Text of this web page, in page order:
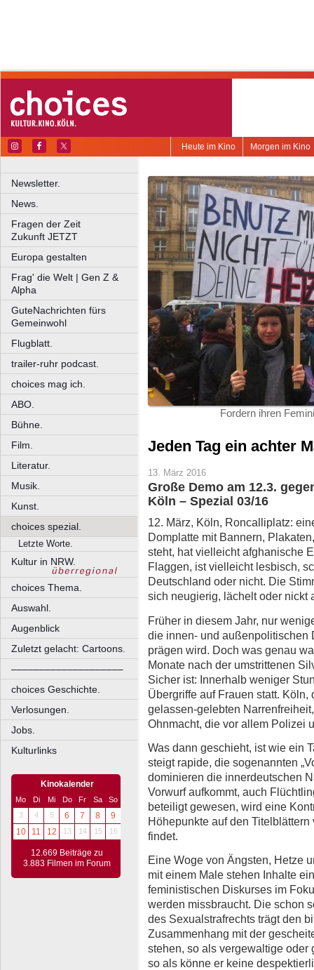
Morgen im Kino
Heute im Kino
Newsletter.
News.
Fragen der Zeit
Zukunft JETZT
Europa gestalten
Frag' die Welt | Gen Z &
Alpha
GuteNachrichten fürs
Gemeinwohl
Flugblatt.
trailer-ruhr podcast.
choices mag ich.
ABO.
Bühne.
Film.
Literatur.
Musik.
Kunst.
choices spezial.
Letzte Worte.
Kultur in NRW.
choices Thema.
Auswahl.
Augenblick
Zuletzt gelacht: Cartoons.
––––––––––––––––––––
choices Geschichte.
Verlosungen.
Jobs.
Kulturlinks
Kinokalender
Mo Di Mi Do Fr Sa
So
3
4 5 6 7 8
9
10
11 12 13 14 15 16
12.669 Beiträge zu
3.883 Filmen im Forum
Fordern ihren
Jeden Tag ein achter
13. März 2016
Große Demo am 12.3.
Köln – Spezial 03/16
12. März, Köln, Roncalliplatz:
Domplatte mit Bannern,
steht, hat vielleicht afghanische
Flaggen, ist vielleicht lesbisch,
Deutschland oder nicht. Die
sich neugierig, lächelt oder nickt
Früher in diesem Jahr, nur
die innen- und außenpolitischen
prägen wird. Doch was genau
Monate nach der umstrittenen
Sicher ist: Innerhalb weniger
Übergriffe auf Frauen statt.
gelassen-gelebten
Ohnmacht, die vor allem Polizei
Was dann geschieht, ist wie ein
steigt rapide, die sogenannten
dominieren die innerdeutschen
Vorwurf aufkommt, auch
beteiligt gewesen, wird eine
Höhepunkte auf den
findet.
Eine Woge von Ängsten, Hetze
mit einem Male stehen Inhalte
feministischen Diskurses im
werden missbraucht. Die schon
des Sexualstrafrechts trägt den
Zusammenhang mit der
stehen, so als vergewaltige oder
so als könne er keine